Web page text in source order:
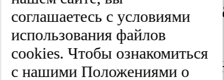
С.С.
диагностика,
соглашаетесь с условиями
использования файлов
cооkies. Чтобы ознакомиться
с нашими Положениями о